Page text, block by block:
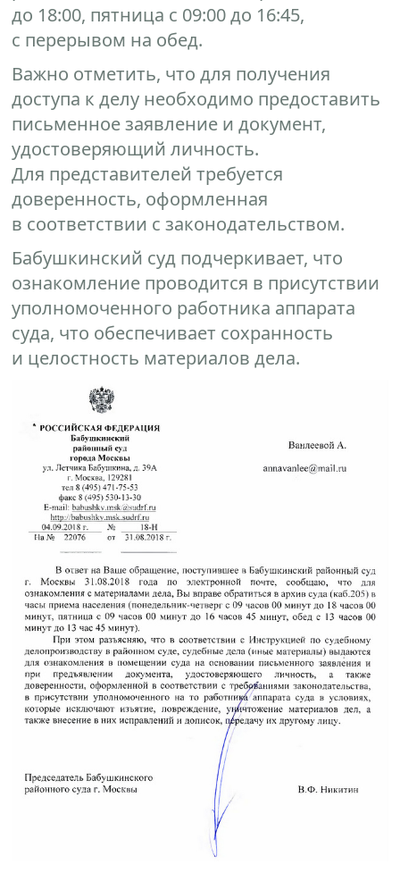
до 18:00, пятница с 09:00 до 16:45,
с перерывом на обед.
Важно отметить, что для получения
доступа к делу необходимо предоставить
письменное заявление и документ,
удостоверяющий личность.
Для представителей требуется
доверенность, оформленная
в соответствии с законодательством.
Бабушкинский суд подчеркивает, что
ознакомление проводится в присутствии
уполномоченного работника аппарата
суда, что обеспечивает сохранность
и целостность материалов дела.